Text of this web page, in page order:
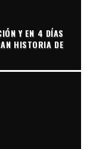
Y EN 4 DÍAS
HISTORIA DE